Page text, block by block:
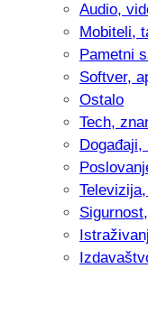
Audio,
Mobiteli,
Pametni
Softver,
Ostalo
Tech,